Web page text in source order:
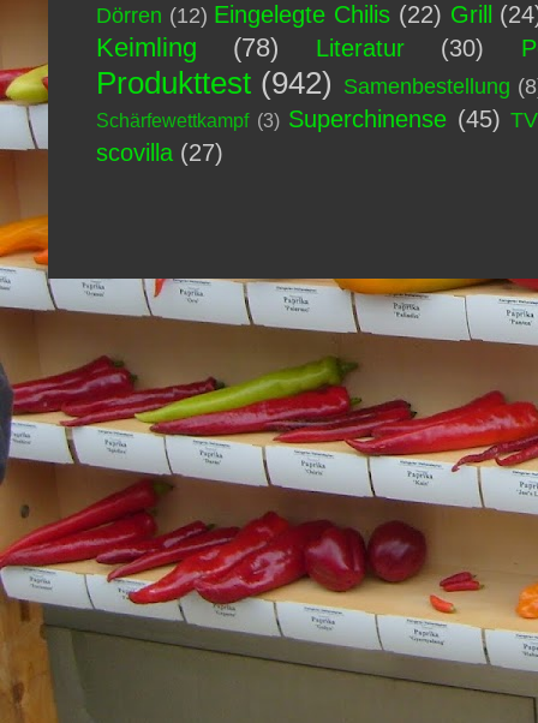
Dörren (12) Eingelegte Chilis (22) Grill
Keimling (78) Literatur (30)
Produkttest (942) Samenbestellung
Schärfewettkampf (3) Superchinense (45) TV
scovilla (27)